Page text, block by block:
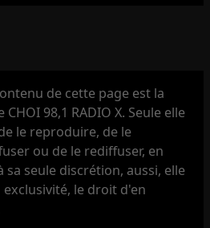
de cette page est la
98,1 RADIO X. Seule elle
le reproduire, de le
ou de le rediffuser, en
seule discrétion, aussi, elle
exclusivité, le droit d'en